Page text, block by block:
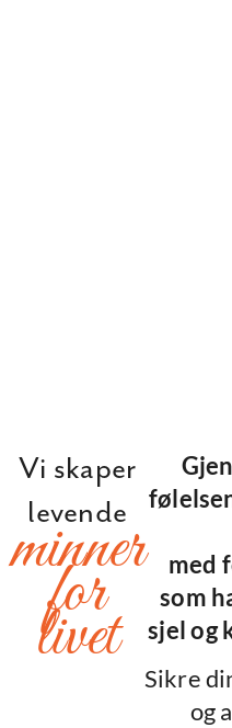
Vi skaper
levende
minner
for
livet
med
som
sjel og
Sikre
og